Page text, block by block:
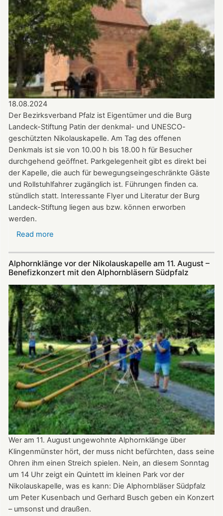
18.08.2024
Der Bezirksverband Pfalz ist Eigentümer und die Burg
Landeck-Stiftung Patin der denkmal- und UNESCO-
geschützten Nikolauskapelle. Am Tag des offenen
Denkmals ist sie von 10.00 h bis 18.00 h für Besucher
durchgehend geöffnet. Parkgelegenheit gibt es direkt bei
der Kapelle, die auch für bewegungseingeschränkte Gäste
und Rollstuhlfahrer zugänglich ist. Führungen finden ca.
stündlich statt. Interessante Flyer und Literatur der Burg
Landeck-Stiftung liegen aus bzw. können erworben
werden.
Read more
bei
Klingenmünster
ist
am
Tag
des
offenen
Denkmals
am
8.
September
2024
ganztägig
für
Besucher
geöffnet.
Alphornklänge vor der Nikolauskapelle am 11. August –
Benefizkonzert mit den Alphornbläsern Südpfalz
Wer am 11. August ungewohnte Alphornklänge über
Klingenmünster hört, der muss nicht befürchten, dass seine
Ohren ihm einen Streich spielen. Nein, an diesem Sonntag
um 14 Uhr zeigt ein Quintett im kleinen Park vor der
Nikolauskapelle, was es kann: Die Alphornbläser Südpfalz
um Peter Kusenbach und Gerhard Busch geben ein Konzert
– umsonst und draußen.